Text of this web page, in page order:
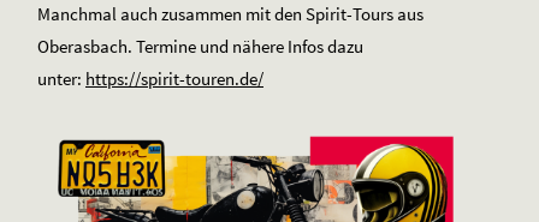
Manchmal auch zusammen mit den Spirit-Tours aus
Oberasbach. Termine und nähere Infos dazu
unter: https://spirit-touren.de/